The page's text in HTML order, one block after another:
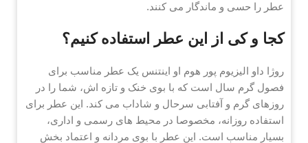
عطر را حسی و ماندگار می کنند.
کجا و کی از این عطر استفاده کنیم؟
روژا داو الیزیوم پور هوم او اینتنس یک عطر مناسب برای
فصول گرم سال است که با بوی خنک و تازه اش، شما را در
روزهای گرم و آفتابی سرحال و شاداب می کند. این عطر برای
استفاده روزانه، مخصوصا در محیط های رسمی و اداری،
بسیار مناسب است. این عطر با بوی مردانه و اعتماد بخش